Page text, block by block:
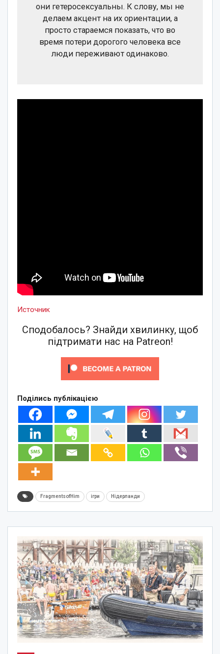
они гетеросексуальны. К слову, мы не
делаем акцент на их ориентации, а
просто стараемся показать, что во
время потери дорогого человека все
люди переживают одинаково.
Источник
Сподобалось? Знайди хвилинку, щоб
підтримати нас на Patreon!
Поділись публікацією
FragmentsofHim ігри Нідерланди